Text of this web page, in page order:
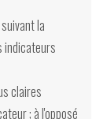
la
indicateurs
claires
; à l'opposé